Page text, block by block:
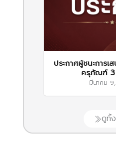
ประกาศผู้ชนะการ
ครุภัณฑ์ 3
มีนาคม
ดูทั้